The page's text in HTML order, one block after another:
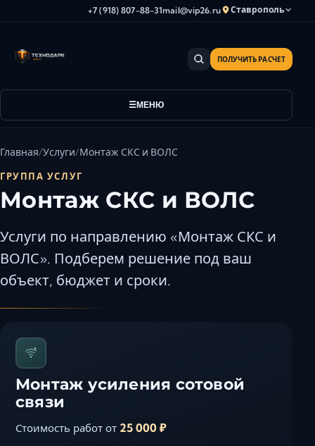
+7 (918) 807-88-31mail@vip26.ru Ставрополь
Анапа
Владикавказ
Геленджик
Евпатория
Магас
МЕНЮ
ПОЛУЧИТЬ РАСЧЕТ
Главная Услуги Монтаж СКС и ВОЛС
ГРУППА УСЛУГ
Монтаж СКС и ВОЛС
Услуги по направлению «Монтаж СКС и
ВОЛС». Подберем решение под ваш
объект, бюджет и сроки.
Монтаж усиления сотовой
связи
Стоимость работ от 25 000 ₽